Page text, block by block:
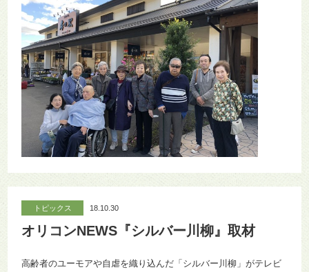
トピックス 18.10.30
オリコンNEWS『シルバー川柳』取材
高齢者のユーモアや自虐を織り込んだ「シルバー川柳」がテレビ